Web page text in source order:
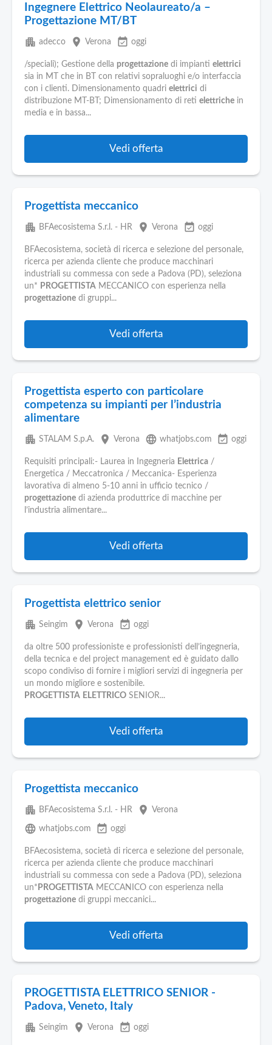
Ingegnere Elettrico Neolaureato/a –
Progettazione MT/BT
apartment adecco place Verona event_available oggi
/speciali); Gestione della progettazione di impianti elettrici
sia in MT che in BT con relativi sopraluoghi e/o interfaccia
con i clienti. Dimensionamento quadri elettrici di
distribuzione MT-BT; Dimensionamento di reti elettriche in
media e in bassa...
Vedi offerta
Progettista meccanico
apartment BFAecosistema S.r.l. - HR place Verona event_available oggi
BFAecosistema, società di ricerca e selezione del personale,
ricerca per azienda cliente che produce macchinari
industriali su commessa con sede a Padova (PD), seleziona
un* PROGETTISTA MECCANICO con esperienza nella
progettazione di gruppi...
Vedi offerta
Progettista esperto con particolare
competenza su impianti per l’industria
alimentare
apartment STALAM S.p.A. place Verona language whatjobs.com event_available oggi
Requisiti principali:- Laurea in Ingegneria Elettrica /
Energetica / Meccatronica / Meccanica- Esperienza
lavorativa di almeno 5-10 anni in ufficio tecnico /
progettazione di azienda produttrice di macchine per
l’industria alimentare...
Vedi offerta
Progettista elettrico senior
apartment Seingim place Verona event_available oggi
da oltre 500 professioniste e professionisti dell’ingegneria,
della tecnica e del project management ed è guidato dallo
scopo condiviso di fornire i migliori servizi di ingegneria per
un mondo migliore e sostenibile.
PROGETTISTA ELETTRICO SENIOR...
Vedi offerta
Progettista meccanico
apartment BFAecosistema S.r.l. - HR place Verona
language whatjobs.com event_available oggi
BFAecosistema, società di ricerca e selezione del personale,
ricerca per azienda cliente che produce macchinari
industriali su commessa con sede a Padova (PD), seleziona
un* PROGETTISTA MECCANICO con esperienza nella
progettazione di gruppi meccanici...
Vedi offerta
PROGETTISTA ELETTRICO SENIOR -
Padova, Veneto, Italy
apartment Seingim place Verona event_available oggi